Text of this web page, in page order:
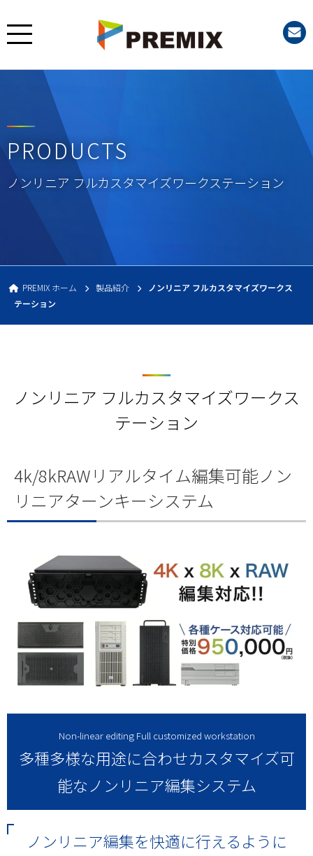
PRODUCTS
ノンリニア フルカスタマイズワークステーション
PREMIX ホーム 製品紹介
ノンリニア フルカスタマイズワークス
テーション
ノンリニア フルカスタマイズワークス
テーション
4k/8kRAWリアルタイム編集可能ノン
リニアターンキーシステム
Non-linear editing Full customized workstation
多種多様な用途に合わせカスタマイズ可
能なノンリニア編集システム
ノンリニア編集を快適に行えるように